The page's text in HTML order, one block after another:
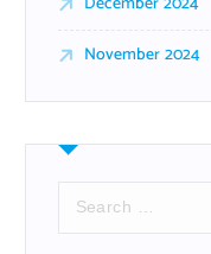
November 2024